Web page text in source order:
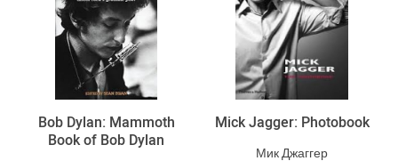
Bob Dylan: Mammoth
Book of Bob Dylan
Mick Jagger: Photobook
Мик Джаггер